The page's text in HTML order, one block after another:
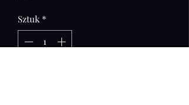
Sztuk *